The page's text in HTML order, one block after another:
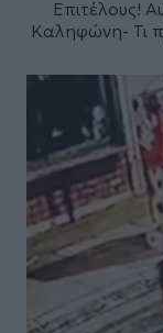
Επιτέλους!
Καληφώνη- Τι